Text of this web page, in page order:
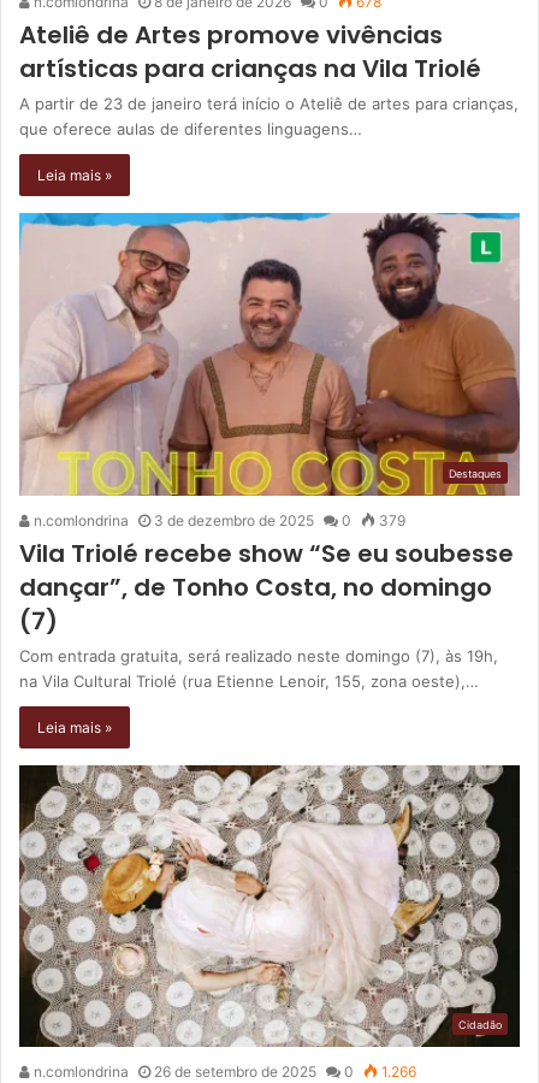
Ateliê de Artes promove vivências
artísticas para crianças na Vila Triolé
A partir de 23 de janeiro terá início o Ateliê de artes para crianças,
que oferece aulas de diferentes linguagens…
Leia mais »
Destaques
n.comlondrina 3 de dezembro de 2025 0 379
Vila Triolé recebe show “Se eu soubesse
dançar”, de Tonho Costa, no domingo
(7)
Com entrada gratuita, será realizado neste domingo (7), às 19h,
na Vila Cultural Triolé (rua Etienne Lenoir, 155, zona oeste),…
Leia mais »
Cidadão
n.comlondrina 26 de setembro de 2025 0 1.266